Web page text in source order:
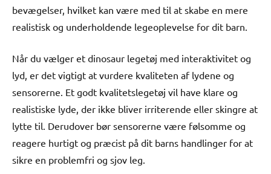
bevægelser, hvilket kan være med til at skabe en mere
realistisk og underholdende legeoplevelse for dit barn.
Når du vælger et dinosaur legetøj med interaktivitet og
lyd, er det vigtigt at vurdere kvaliteten af lydene og
sensorerne. Et godt kvalitetslegetøj vil have klare og
realistiske lyde, der ikke bliver irriterende eller skingre at
lytte til. Derudover bør sensorerne være følsomme og
reagere hurtigt og præcist på dit barns handlinger for at
sikre en problemfri og sjov leg.